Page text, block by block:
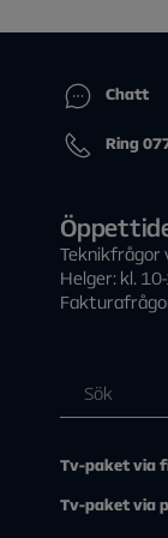
När
automatiskt
ansluten enhet
Chatt
Ring
Teknikfrågor
Helger: kl.
Tv-paket via
Tv-paket via